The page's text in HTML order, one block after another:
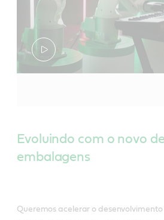
Evoluindo com o novo
embalagens
Queremos acelerar o desenvolvimento